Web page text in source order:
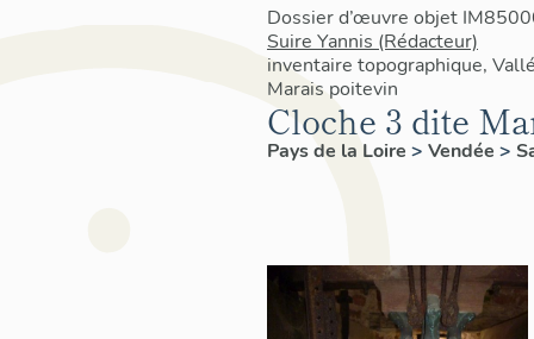
Dossier d’œuvre objet
Suire Yannis (Rédacteur)
inventaire topographique,
Marais poitevin
Cloche 3 dite
Pays de la Loire > Vendée >